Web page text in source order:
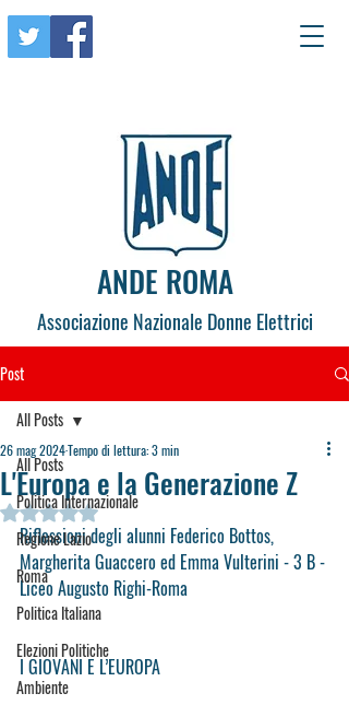
ANDE ROMA
Associazione Nazionale Donne Elettrici
Post
All Posts
Politica Internazionale
Regione Lazio
Roma
Politica Italiana
Elezioni Politiche
Ambiente
All Posts
L'Europa e la Generazione Z
26 mag 2024Tempo di lettura: 3 min
Valutazione NaN stelle su 5.
Riflessioni degli alunni Federico Bottos,
Margherita Guaccero ed Emma Vulterini - 3 B -
Liceo Augusto Righi-Roma
I GIOVANI E L’EUROPA